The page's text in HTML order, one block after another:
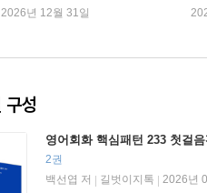
년 12월 31일
구성
영어회화 핵심패턴 233 첫걸
2권
백선엽 저
길벗이지톡 2026년